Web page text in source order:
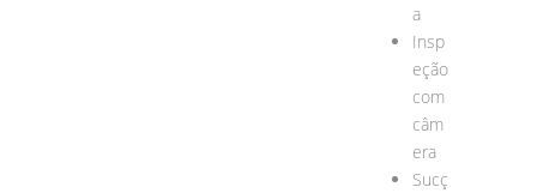
a
Insp
eção
com
câm
era
Sucç